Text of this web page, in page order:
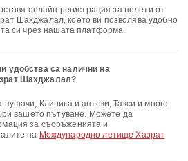
Шахджалал, което ви позволява удобно
си чрез нашата платформа.
удобства са налични на
Шахджалал?
вашето пътуване. Можете да
за съоръженията и
на Международно летище Хазрат